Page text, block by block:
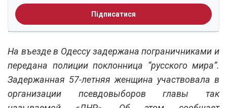
Підписатися
На въезде в Одессу задержана пограничниками и
передана полиции поклонница “русского мира”.
Задержанная 57-летняя женщина участвовала в
организации псевдовыборов главы так